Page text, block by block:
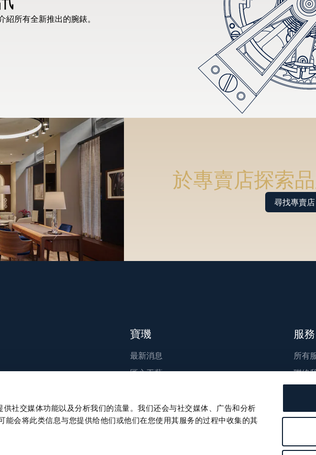
社交媒体功能以及分析我们的流量。我们还会与社交媒体、广告和分析
会将此类信息与您提供给他们或他们在您使用其服务的过程中收集的其
所有全新推出的腕錶。
於專賣店探索
尋找專賣店
寶璣
最新消息
匠心工藝
永續發展
職涯發展
服務
所有
聯絡